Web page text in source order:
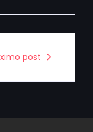
post